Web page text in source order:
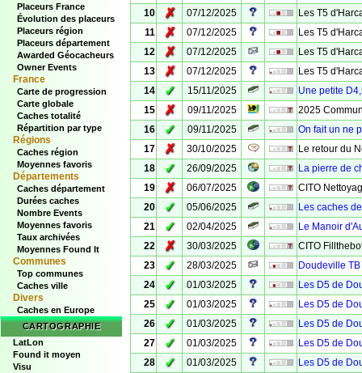
Placeurs France
Évolution des placeurs
Placeurs région
Placeurs département
Awarded Géocacheurs
Owner Events
France
Carte de progression
Carte globale
Caches totalité
Répartition par type
Régions
Caches région
Moyennes favoris
Départements
Caches département
Durées caches
Nombre Events
Moyennes favoris
Taux archivées
Moyennes Found It
Communes
Top communes
Caches ville
Divers
Caches en Europe
CARTOGRAPHIE
LatLon
Found it moyen
Visu
10
✗ 07/12/2025
Les T5
11
✗ 07/12/2025
Les T5
12
✗ 07/12/2025
Les T5
13
✗ 07/12/2025
Les T5
14
✓ 15/11/2025
Une petite
15
✗ 09/11/2025
2025
16
✓ 09/11/2025
On fait un ne
17
✗ 30/10/2025
Le retour du
18
✓ 26/09/2025
La pierre de
19
✗ 06/07/2025
CITO
20
✓ 05/06/2025
Les caches
21
✓ 02/04/2025
Le Manoir
22
✗ 30/03/2025
CITO
23
✓ 28/03/2025
Doudeville
24
✓ 01/03/2025
Les D5 de
25
✓ 01/03/2025
Les D5 de
26
✓ 01/03/2025
Les D5 de
27
✓ 01/03/2025
Les D5 de
28
✓ 01/03/2025
Les D5 de